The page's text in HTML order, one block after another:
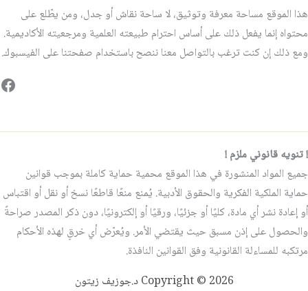
هذا الموقع مساحة معرفة وتوثيق، لا ساحة نقاش أو جدل، ومن يطّلع على
محتواه إنما يفعل ذلك على أساس احترام طبيعته العلمية ومرجعيته الأكاديمية.
ومع ذلك إن كنت ترغب بالتواصل معنا ننصح باستخدام صفحتنا على الفيسبوك.
! تنويه قانوني ملزم !
جميع المواد المنشورة في هذا الموقع محمية حماية كاملة بموجب قوانين
حماية الملكية الفكرية والحقوق الأدبية. يُمنع منعًا قاطعًا نسخ أو نقل أو اقتباس
أو إعادة نشر أي مادة، كليًا أو جزئيًا، ورقيًا أو إلكترونيًا، دون ذكر المصدر صراحةً
والحصول على إذن مسبق حيث يقتضي الأمر. ويُعرّض أي خرقٍ لهذه الأحكام
مرتكبه للمساءلة القانونية وفق القوانين النافذة.
Copyright © 2026 د.جوزيف زيتون